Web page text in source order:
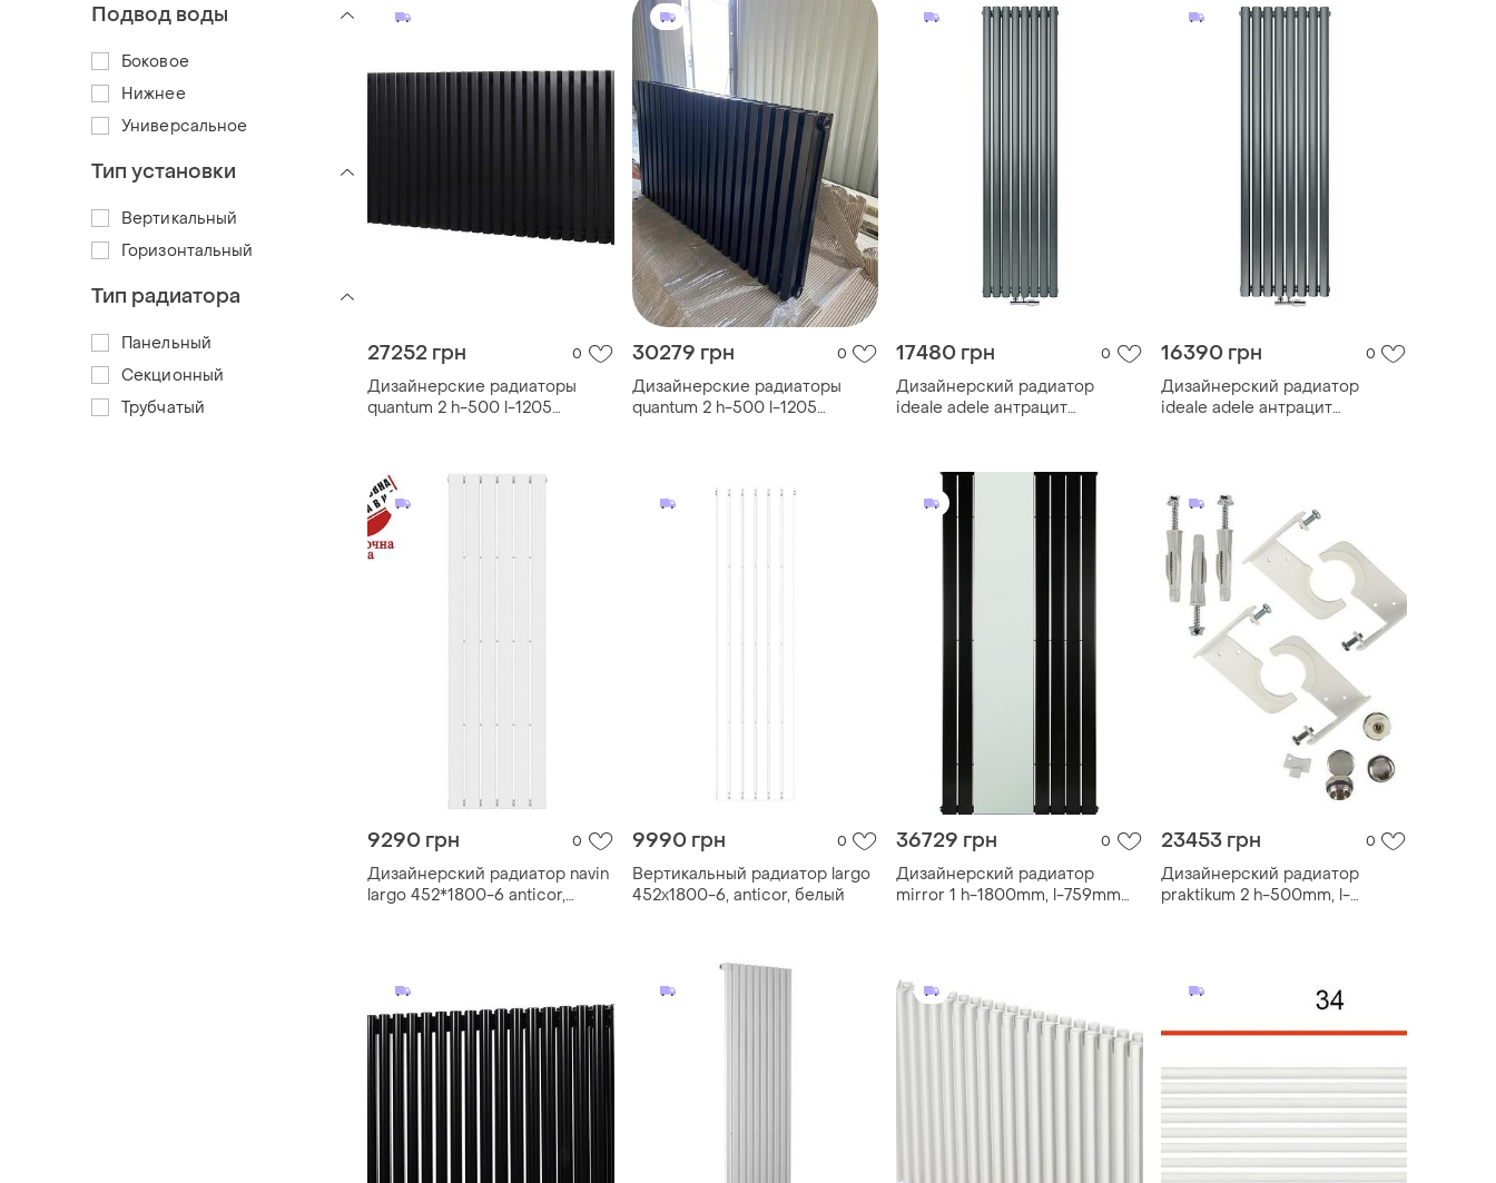
27252 грн 0
Дизайнерские радиаторы
quantum 2 h-500 l-1205
30279 грн 0
Дизайнерские радиаторы
quantum 2 h-500 l-1205
17480 грн 0
Дизайнерский радиатор
ideale adele антрацит
16390 грн 0
Дизайнерский радиатор
ideale adele антрацит
9290 грн 0
Дизайнерский радиатор navin
largo 452*1800-6 anticor,
9990 грн 0
Вертикальный радиатор largo
452х1800-6, anticor, белый
36729 грн 0
Дизайнерский радиатор
mirror 1 h-1800mm, l-759mm
23453 грн 0
Дизайнерский радиатор
praktikum 2 h-500mm, l-
Подвод воды
Боковое
Нижнее
Универсальное
Тип установки
Вертикальный
Горизонтальный
Тип радиатора
Панельный
Секционный
Трубчатый